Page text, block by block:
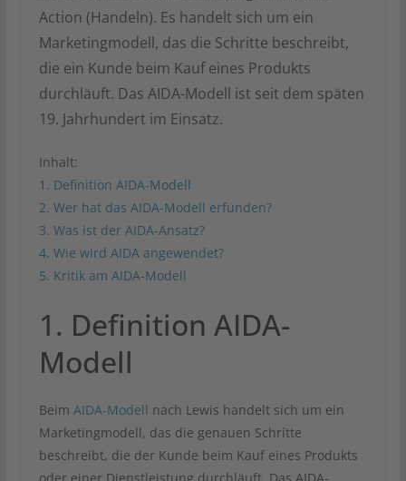
Action (Handeln). Es handelt sich um ein
Marketingmodell, das die Schritte beschreibt,
die ein Kunde beim Kauf eines Produkts
durchläuft. Das AIDA-Modell ist seit dem späten
19. Jahrhundert im Einsatz.
Inhalt:
1. Definition AIDA-Modell
2. Wer hat das AIDA-Modell erfunden?
3. Was ist der AIDA-Ansatz?
4. Wie wird AIDA angewendet?
5. Kritik am AIDA-Modell
1. Definition AIDA-
Modell
Beim AIDA-Modell nach Lewis handelt sich um ein
Marketingmodell, das die genauen Schritte
beschreibt, die der Kunde beim Kauf eines Produkts